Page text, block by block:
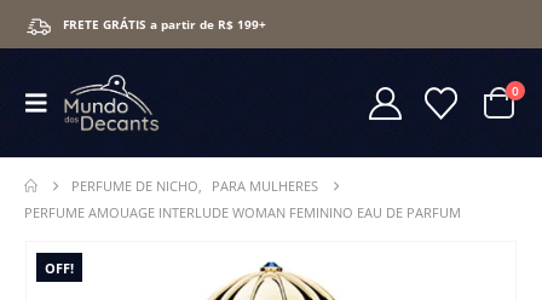
FRETE GRÁTIS a partir de R$ 199+
0
PERFUME DE NICHO,
PARA MULHERES
PERFUME AMOUAGE INTERLUDE WOMAN FEMININO EAU DE PARFUM
OFF!